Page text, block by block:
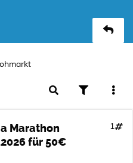
Marathon
für 50€
1